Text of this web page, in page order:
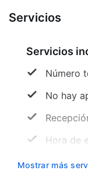
Servicios
Servicios
Número
No hay
Hora de
Hora de
Mostrar más